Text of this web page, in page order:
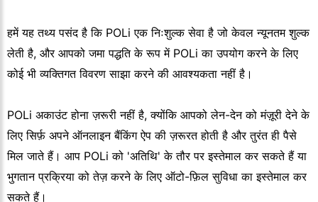
हमें यह तथ्य पसंद है कि POLi एक निःशुल्क सेवा है जो केवल न्यूनतम शुल्क
लेती है, और आपको जमा पद्धति के रूप में POLi का उपयोग करने के लिए
कोई भी व्यक्तिगत विवरण साझा करने की आवश्यकता नहीं है।
POLi अकाउंट होना ज़रूरी नहीं है, क्योंकि आपको लेन-देन को मंज़ूरी देने के
लिए सिर्फ़ अपने ऑनलाइन बैंकिंग ऐप की ज़रूरत होती है और तुरंत ही पैसे
मिल जाते हैं। आप POLi को 'अतिथि' के तौर पर इस्तेमाल कर सकते हैं या
भुगतान प्रक्रिया को तेज़ करने के लिए ऑटो-फ़िल सुविधा का इस्तेमाल कर
सकते हैं।